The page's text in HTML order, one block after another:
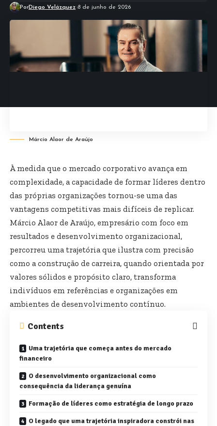
PorDiego Velázquez 8 de junho de 2026
Márcio Alaor de Araújo
À medida que o mercado corporativo avança em
complexidade, a capacidade de formar líderes dentro
das próprias organizações tornou-se uma das
vantagens competitivas mais difíceis de replicar.
Márcio Alaor de Araújo, empresário com foco em
resultados e desenvolvimento organizacional,
percorreu uma trajetória que ilustra com precisão
como a construção de carreira, quando orientada por
valores sólidos e propósito claro, transforma
indivíduos em referências e organizações em
ambientes de desenvolvimento contínuo.
Contents
Uma trajetória que começa antes do mercado
financeiro
O desenvolvimento organizacional como
consequência da liderança genuína
Formação de líderes como estratégia de longo prazo
O legado que uma trajetória inspiradora constrói nas